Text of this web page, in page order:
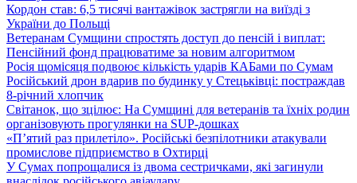
Кордон став: 6,5 тисячі вантажівок застрягли на виїзді з
України до Польщі
Ветеранам Сумщини спростять доступ до пенсій і виплат:
Пенсійний фонд працюватиме за новим алгоритмом
Росія щомісяця подвоює кількість ударів КАБами по Сумам
Російський дрон вдарив по будинку у Стецьківці: постраждав
8-річний хлопчик
Світанок, що зцілює: На Сумщині для ветеранів та їхніх родин
організовують прогулянки на SUP-дошках
«П’ятий раз прилетіло». Російські безпілотники атакували
промислове підприємство в Охтирці
У Сумах попрощалися із двома сестричками, які загинули